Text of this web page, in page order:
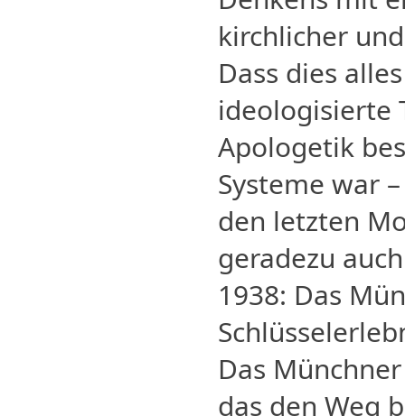
kirchlicher
Dass dies
ideologisierte
Apologetik
Systeme war
den letzten
geradezu
1938: Das
Das
das den Weg